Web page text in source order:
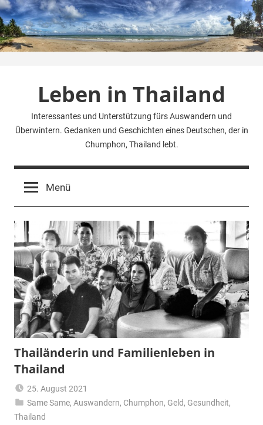
Zum
Inhalt
springen
Leben in Thailand
Interessantes und Unterstützung fürs Auswandern und
Überwintern. Gedanken und Geschichten eines Deutschen, der in
Chumphon, Thailand lebt.
Menü
Thailänderin und Familienleben in
Thailand
25. August 2021
Matt
Same Same,Auswandern, Chumphon, Geld, Gesundheit,
Thailand